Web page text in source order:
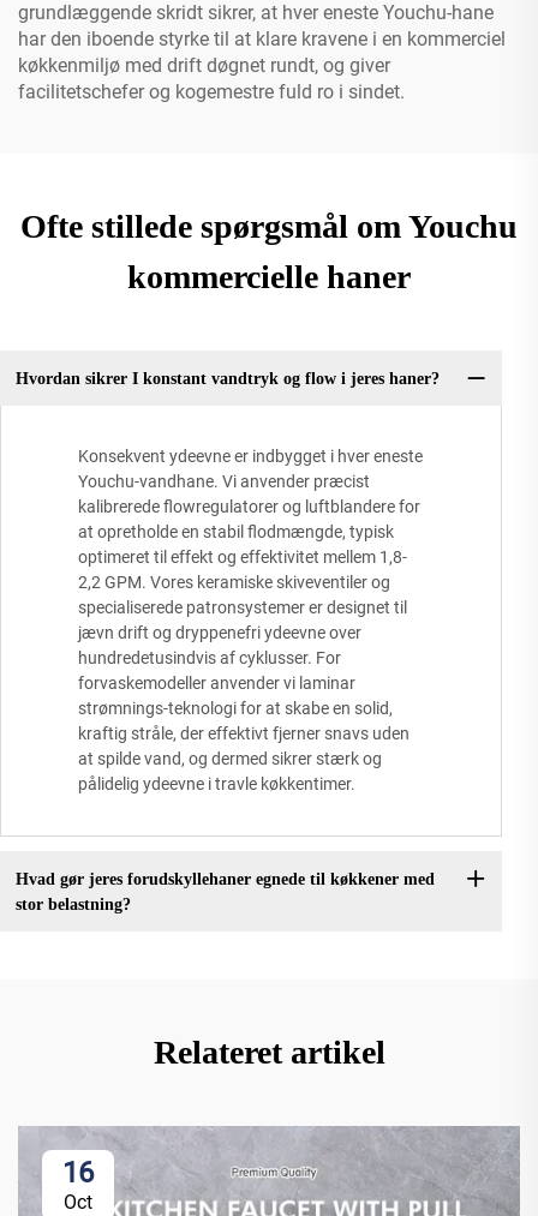
grundlæggende skridt sikrer, at hver eneste Youchu-hane
har den iboende styrke til at klare kravene i en kommerciel
køkkenmiljø med drift døgnet rundt, og giver
facilitetschefer og kogemestre fuld ro i sindet.
Ofte stillede spørgsmål om Youchu
kommercielle haner
Hvordan sikrer I konstant vandtryk og flow i jeres haner?
Konsekvent ydeevne er indbygget i hver eneste
Youchu-vandhane. Vi anvender præcist
kalibrerede flowregulatorer og luftblandere for
at opretholde en stabil flodmængde, typisk
optimeret til effekt og effektivitet mellem 1,8-
2,2 GPM. Vores keramiske skiveventiler og
specialiserede patronsystemer er designet til
jævn drift og dryppenefri ydeevne over
hundredetusindvis af cyklusser. For
forvaskemodeller anvender vi laminar
strømnings-teknologi for at skabe en solid,
kraftig stråle, der effektivt fjerner snavs uden
at spilde vand, og dermed sikrer stærk og
pålidelig ydeevne i travle køkkentimer.
Hvad gør jeres forudskyllehaner egnede til køkkener med
stor belastning?
Relateret artikel
16
Oct